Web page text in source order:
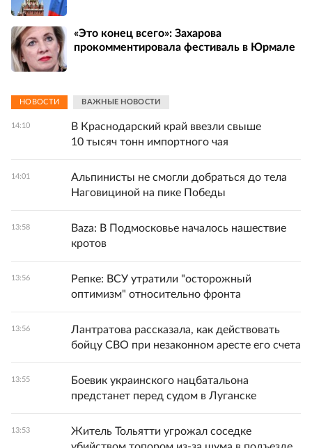
«Это конец всего»: Захарова
прокомментировала фестиваль в Юрмале
НОВОСТИ ВАЖНЫЕ НОВОСТИ
14:10
В Краснодарский край ввезли свыше
10 тысяч тонн импортного чая
14:01
Альпинисты не смогли добраться до тела
Наговициной на пике Победы
13:58
Baza: В Подмосковье началось нашествие
кротов
13:56
Репке: ВСУ утратили "осторожный
оптимизм" относительно фронта
13:56
Лантратова рассказала, как действовать
бойцу СВО при незаконном аресте его счета
13:55
Боевик украинского нацбатальона
предстанет перед судом в Луганске
13:53
Житель Тольятти угрожал соседке